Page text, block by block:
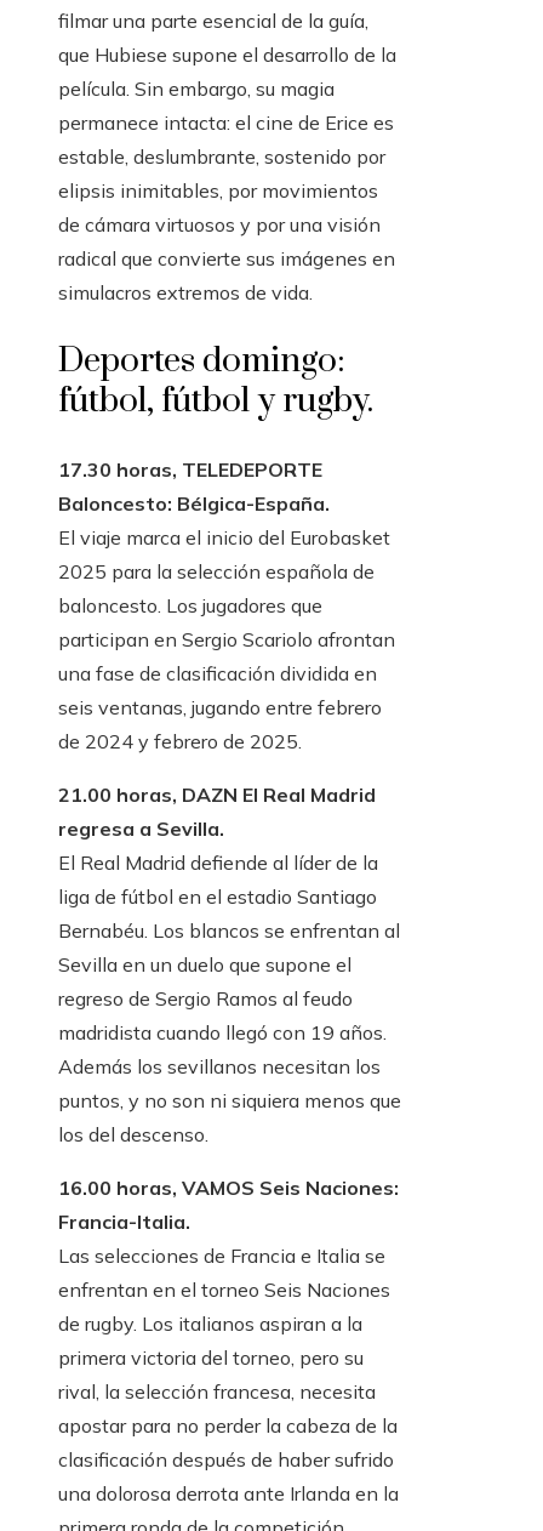
filmar una parte esencial de la guía,
que Hubiese supone el desarrollo de la
película. Sin embargo, su magia
permanece intacta: el cine de Erice es
estable, deslumbrante, sostenido por
elipsis inimitables, por movimientos
de cámara virtuosos y por una visión
radical que convierte sus imágenes en
simulacros extremos de vida.
Deportes domingo:
fútbol, ​​fútbol y rugby.
17.30 horas, TELEDEPORTE
Baloncesto: Bélgica-España.
El viaje marca el inicio del Eurobasket
2025 para la selección española de
baloncesto. Los jugadores que
participan en Sergio Scariolo afrontan
una fase de clasificación dividida en
seis ventanas, jugando entre febrero
de 2024 y febrero de 2025.
21.00 horas, DAZN El Real Madrid
regresa a Sevilla.
El Real Madrid defiende al líder de la
liga de fútbol en el estadio Santiago
Bernabéu. Los blancos se enfrentan al
Sevilla en un duelo que supone el
regreso de Sergio Ramos al feudo
madridista cuando llegó con 19 años.
Además los sevillanos necesitan los
puntos, y no son ni siquiera menos que
los del descenso.
16.00 horas, VAMOS Seis Naciones:
Francia-Italia.
Las selecciones de Francia e Italia se
enfrentan en el torneo Seis Naciones
de rugby. Los italianos aspiran a la
primera victoria del torneo, pero su
rival, la selección francesa, necesita
apostar para no perder la cabeza de la
clasificación después de haber sufrido
una dolorosa derrota ante Irlanda en la